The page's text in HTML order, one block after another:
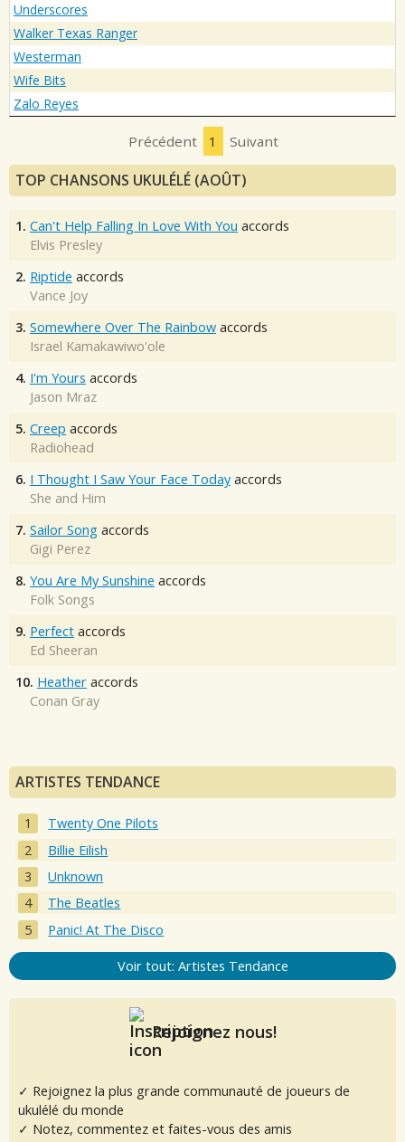
Underscores
Walker Texas Ranger
Westerman
Wife Bits
Zalo Reyes
Précédent 1 Suivant
TOP CHANSONS UKULÉLÉ (AOÛT)
1. Can't Help Falling In Love With You accords
Elvis Presley
2. Riptide accords
Vance Joy
3. Somewhere Over The Rainbow accords
Israel Kamakawiwo'ole
4. I'm Yours accords
Jason Mraz
5. Creep accords
Radiohead
6. I Thought I Saw Your Face Today accords
She and Him
7. Sailor Song accords
Gigi Perez
8. You Are My Sunshine accords
Folk Songs
9. Perfect accords
Ed Sheeran
10. Heather accords
Conan Gray
ARTISTES TENDANCE
Twenty One Pilots
Billie Eilish
Unknown
The Beatles
Panic! At The Disco
Voir tout: Artistes Tendance
Rejoignez nous!
✓ Rejoignez la plus grande communauté de joueurs de
ukulélé du monde
✓ Notez, commentez et faites-vous des amis